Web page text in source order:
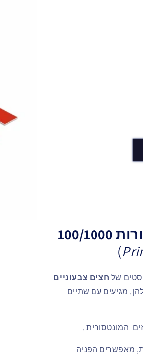
1000
)
חצים צבעוניים
הערכים שלהן. מגיעים עם שתיים
המונטסורית.
מאפשרים הפניה